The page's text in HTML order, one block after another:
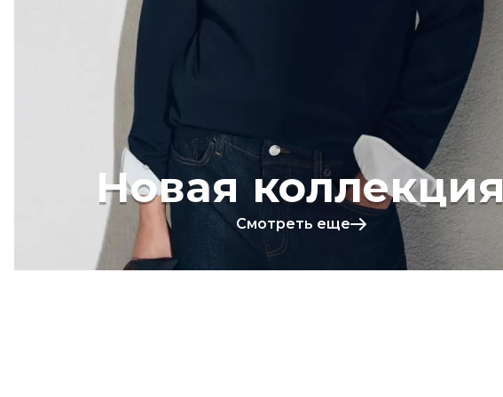
Новая коллекция
Смотреть еще